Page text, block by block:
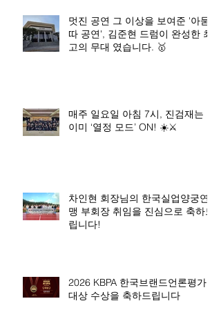
멋진 공연 그 이상을 보여준 '아묻
따 공연', 김준현 드럼이 완성한 최
고의 무대 였습니다. 🥇
매주 일요일 아침 7시, 진검재는
이미 ‘열정 모드’ ON! ☀️⚔️
차인현 회장님의 한국실업양궁연
맹 부회장 취임을 진심으로 축하드
립니다!
2026 KBPA 한국브랜드언론평가
대상 수상을 축하드립니다